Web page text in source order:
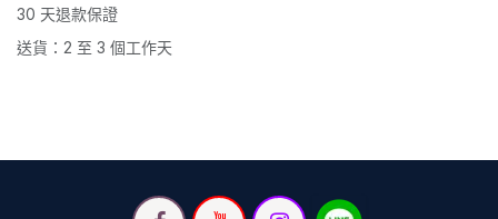
30 天退款保證
送貨：2 至 3 個工作天